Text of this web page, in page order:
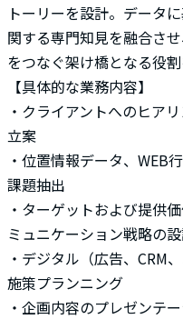
トーリーを設計。データ
関する専門知見を融合さ
をつなぐ架け橋となる役割
【具体的な業務内容】
・クライアントへのヒア
立案
・位置情報データ、WEB
課題抽出
・ターゲットおよび提供
ミュニケーション戦略の
・デジタル（広告、CRM
施策プランニング
・企画内容のプレゼンテ